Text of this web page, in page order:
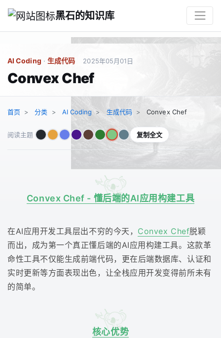
黑石的知识库
AI Coding · 生成代码 2025年05月01日
Convex Chef
首页 分类 AI Coding 生成代码 Convex Chef
阅读主题 复制全文
Convex Chef - 懂后端的AI应用构建工具
在AI应用开发工具层出不穷的今天， Convex Chef脱颖
而出，成为第一个真正懂后端的AI应用构建工具。这款革
命性工具不仅能生成前端代码，更在后端数据库、认证和
实时更新等方面表现出色，让全栈应用开发变得前所未有
的简单。
核心优势